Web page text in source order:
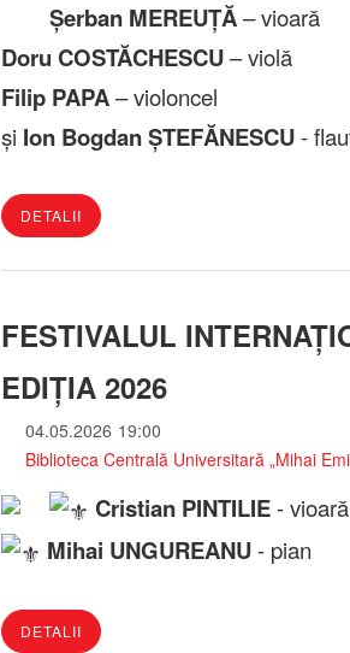
Șerban MEREUȚĂ– vioară
Doru COSTĂCHESCU– violă
Filip PAPA– violoncel
și Ion Bogdan ȘTEFĂNESCU-
DETALII
FESTIVALUL
EDIȚIA 2026
04.05.2026 19:00
Biblioteca Centrală Universitară „Mihai
Cristian PINTILIE- vioară
Mihai UNGUREANU- pian
DETALII